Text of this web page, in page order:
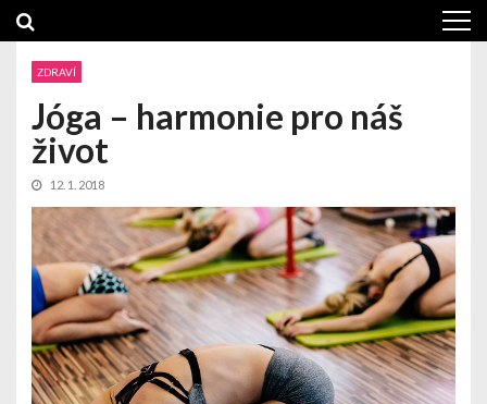
navigation
content
ZDRAVÍ
Jóga – harmonie pro náš
život
12. 1. 2018